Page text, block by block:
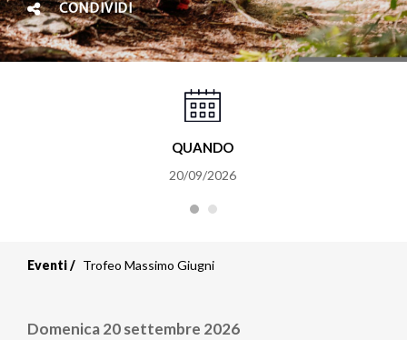
CONDIVIDI
QUANDO
20/09/2026
Eventi Trofeo Massimo Giugni
Domenica 20 settembre 2026